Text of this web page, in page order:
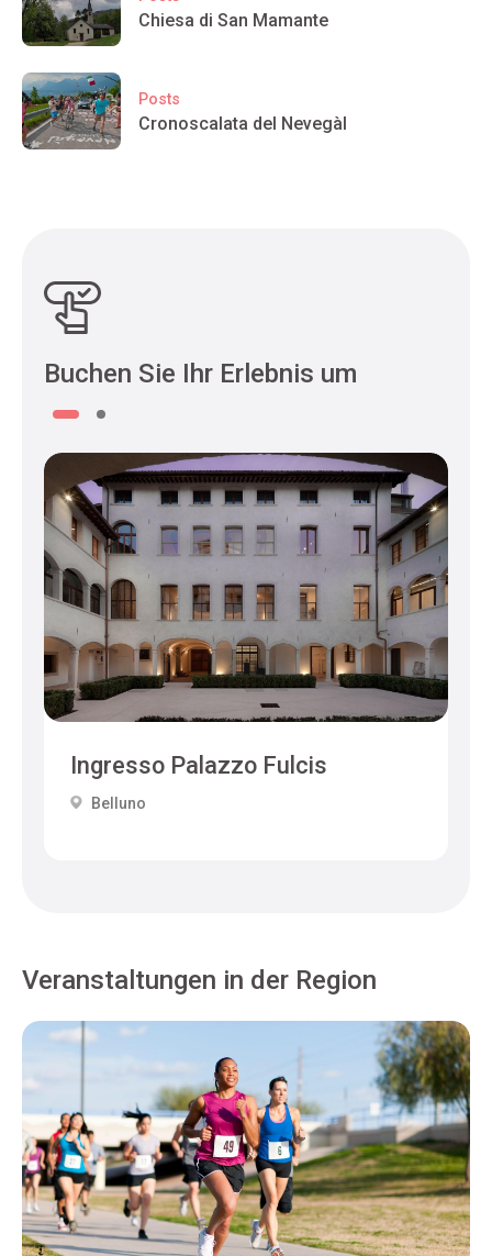
Chiesa di San Mamante
Posts
Cronoscalata del Nevegàl
Buchen Sie Ihr Erlebnis um
Ingresso Palazzo Fulcis
Belluno
Veranstaltungen in der Region